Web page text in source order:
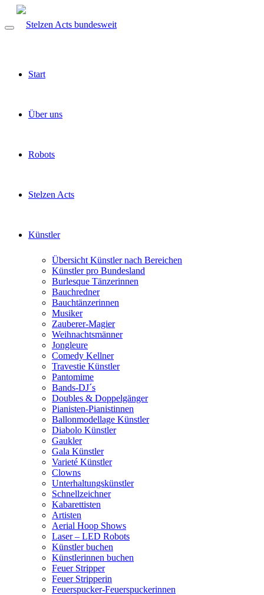
Start
Über uns
Robots
Stelzen Acts
Künstler
Übersicht Künstler nach Bereichen
Künstler pro Bundesland
Burlesque Tänzerinnen
Bauchredner
Bauchtänzerinnen
Musiker
Zauberer-Magier
Weihnachtsmänner
Jongleure
Comedy Kellner
Travestie Künstler
Pantomime
Bands-DJ´s
Doubles & Doppelgänger
Pianisten-Pianistinnen
Ballonmodellage Künstler
Diabolo Künstler
Gaukler
Gala Künstler
Varieté Künstler
Clowns
Unterhaltungskünstler
Schnellzeichner
Kabarettisten
Artisten
Aerial Hoop Shows
Laser – LED Robots
Künstler buchen
Künstlerinnen buchen
Feuer Stripper
Feuer Stripperin
Feuerspucker-Feuerspuckerinnen